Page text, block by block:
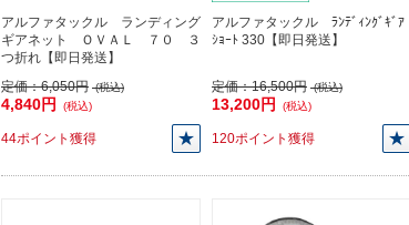
アルファタックル ランディング
ギアネット ＯＶＡＬ ７０ ３
つ折れ【即日発送】
定価：6,050円 (税込)
4,840円 (税込)
44ポイント獲得
アルファタックル ﾗﾝﾃﾞｨﾝｸﾞｷﾞｱ
ｼｮｰﾄ 330【即日発送】
定価：16,500円 (税込)
13,200円 (税込)
120ポイント獲得